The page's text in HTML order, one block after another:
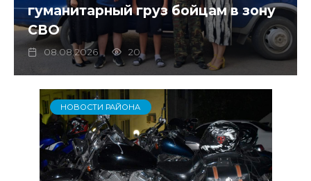
гуманитарный груз бойцам в зону
СВО
08.08.2026 20
НОВОСТИ РАЙОНА